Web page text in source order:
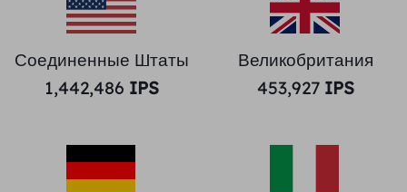
Соединенные Штаты
1,442,486 IPS
Великобритания
453,927IPS